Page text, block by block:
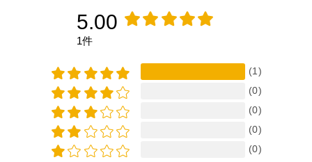
5.00
1件
(1)
(0)
(0)
(0)
(0)